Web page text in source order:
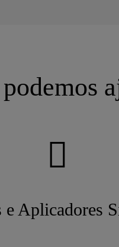
e Aplicadores